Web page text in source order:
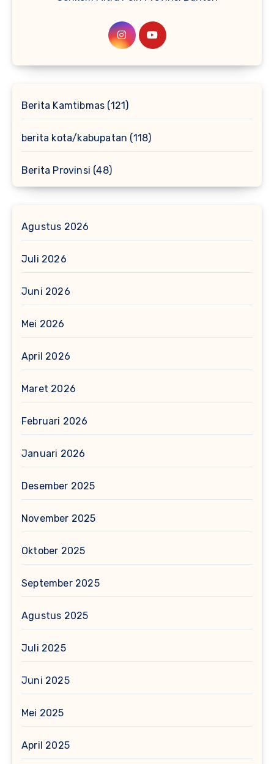
Berita Kamtibmas (121)
berita kota/kabupatan (118)
Berita Provinsi (48)
Agustus 2026
Juli 2026
Juni 2026
Mei 2026
April 2026
Maret 2026
Februari 2026
Januari 2026
Desember 2025
November 2025
Oktober 2025
September 2025
Agustus 2025
Juli 2025
Juni 2025
Mei 2025
April 2025